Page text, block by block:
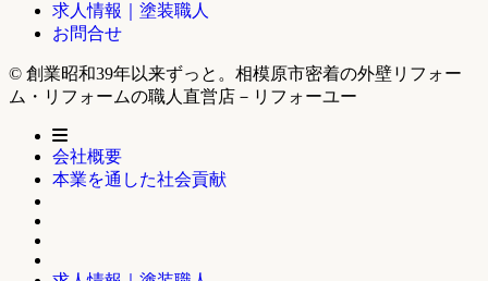
求人情報｜塗装職人
お問合せ
© 創業昭和39年以来ずっと。相模原市密着の外壁リフォー
ム・リフォームの職人直営店－リフォーユー
会社概要
本業を通した社会貢献